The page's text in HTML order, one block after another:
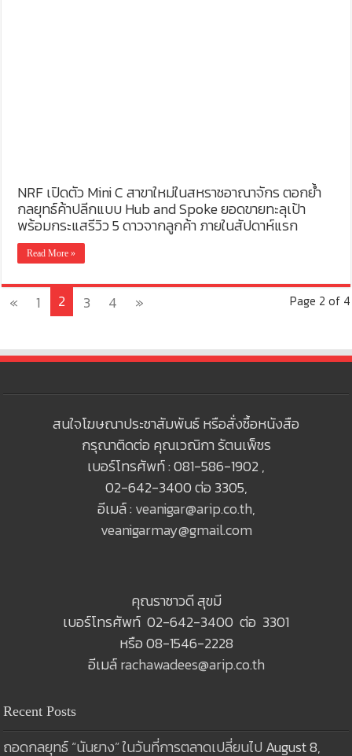
NRF เปิดตัว Mini C สาขาใหม่ในสหราชอาณาจักร ตอกย้ำ
กลยุทธ์ค้าปลีกแบบ Hub and Spoke ยอดขายทะลุเป้า
พร้อมกระแสรีวิว 5 ดาวจากลูกค้า ภายในสัปดาห์แรก
Read More »
Page 2 of 4
« 1 2 3 4 »
สนใจโฆษณาประชาสัมพันธ์ หรือสั่งซื้อหนังสือ
กรุณาติดต่อ คุณเวณิกา รัตนเพ็ชร
เบอร์โทรศัพท์ : 081-586-1902 ,
02-642-3400 ต่อ 3305,
อีเมล์ : veanigar@arip.co.th,
veanigarmay@gmail.com
คุณราชาวดี สุขมี
เบอร์โทรศัพท์ 02-642-3400 ต่อ 3301
หรือ 08-1546-2228
อีเมล์rachawadees@arip.co.th
Recent Posts
ถอดกลยุทธ์ “นันยาง” ในวันที่การตลาดเปลี่ยนไป August 8,